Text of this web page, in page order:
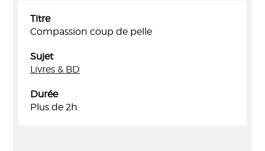
Titre
Compassion coup de pelle
Sujet
Livres & BD
Durée
Plus de 2h.